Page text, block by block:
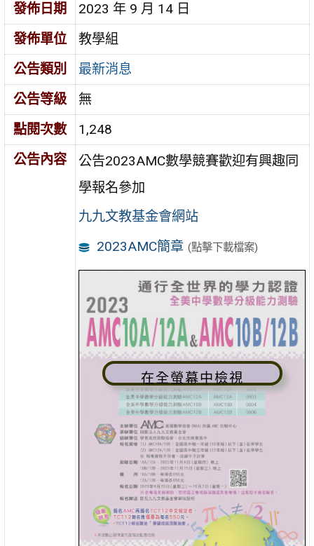
發佈日期
2023 年 9 月 14 日
發佈單位
教學組
公告類別
最新消息
公告等級
無
點閱次數
1,248
公告內容
公告2023AMC數學競賽歡迎有興趣同
學報名參加
九九文教基金會網站
2023AMC簡章 (點擊下載檔案)
在全螢幕中檢視